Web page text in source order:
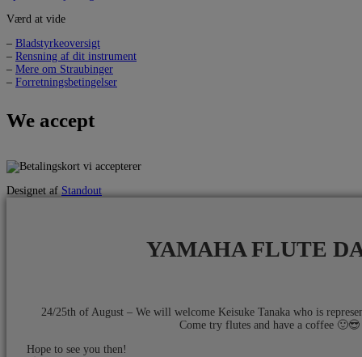
Værd at vide
– Bladstyrkeoversigt
– Rensning af dit instrument
– Mere om Straubinger
– Forretningsbetingelser
We accept
Designet af Standout
YAMAHA FLUTE
24/25th of August – We will welcome Keisuke Tanaka who is
Come try flutes and have a coffee 🙂😎​
Hope to see you then!